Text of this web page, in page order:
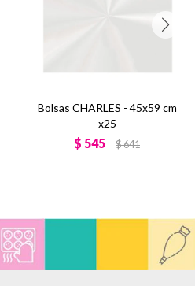
Bolsas CHARLES - 45x59 cm
x25
$ 545 $641